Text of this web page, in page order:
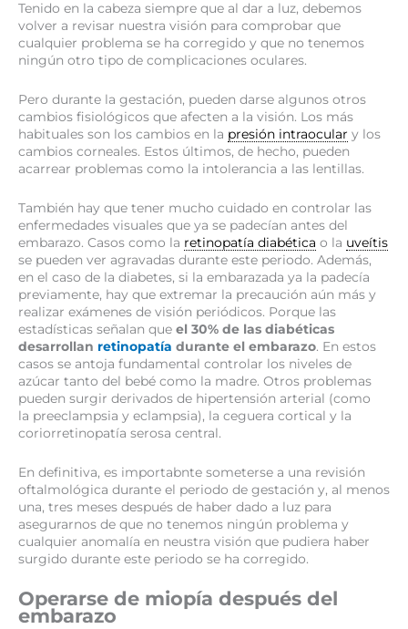
Tenido en la cabeza siempre que al dar a luz, debemos
volver a revisar nuestra visión para comprobar que
cualquier problema se ha corregido y que no tenemos
ningún otro tipo de complicaciones oculares.
Pero durante la gestación, pueden darse algunos otros
cambios fisiológicos que afecten a la visión. Los más
habituales son los cambios en la presión intraocular y los
cambios corneales. Estos últimos, de hecho, pueden
acarrear problemas como la intolerancia a las lentillas.
También hay que tener mucho cuidado en controlar las
enfermedades visuales que ya se padecían antes del
embarazo. Casos como la retinopatía diabética o la uveítis
se pueden ver agravadas durante este periodo. Además,
en el caso de la diabetes, si la embarazada ya la padecía
previamente, hay que extremar la precaución aún más y
realizar exámenes de visión periódicos. Porque las
estadísticas señalan que el 30% de las diabéticas
desarrollan retinopatía durante el embarazo. En estos
casos se antoja fundamental controlar los niveles de
azúcar tanto del bebé como la madre. Otros problemas
pueden surgir derivados de hipertensión arterial (como
la preeclampsia y eclampsia), la ceguera cortical y la
coriorretinopatía serosa central.
En definitiva, es importabnte someterse a una revisión
oftalmológica durante el periodo de gestación y, al menos
una, tres meses después de haber dado a luz para
asegurarnos de que no tenemos ningún problema y
cualquier anomalía en neustra visión que pudiera haber
surgido durante este periodo se ha corregido.
Operarse de miopía después del
embarazo